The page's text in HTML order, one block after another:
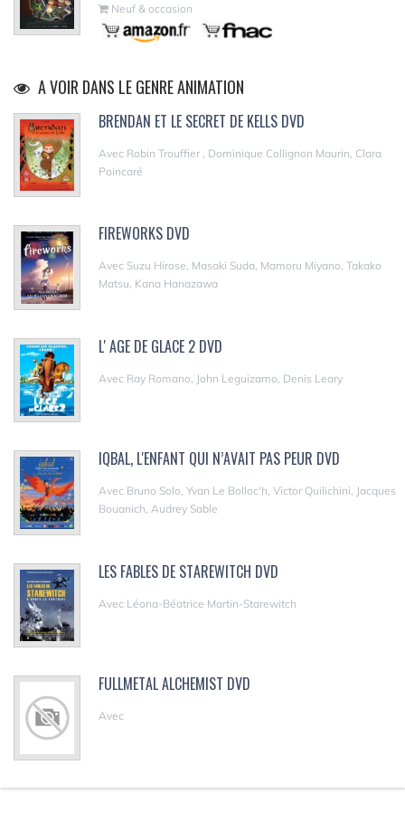
Neuf & occasion
A VOIR DANS LE GENRE ANIMATION
BRENDAN ET LE SECRET DE KELLS DVD
Avec Robin Trouffier , Dominique Collignon Maurin, Clara
Poincaré
FIREWORKS DVD
Avec Suzu Hirose, Masaki Suda, Mamoru Miyano, Takako
Matsu, Kana Hanazawa
L' AGE DE GLACE 2 DVD
Avec Ray Romano, John Leguizamo, Denis Leary
IQBAL, L'ENFANT QUI N’AVAIT PAS PEUR DVD
Avec Bruno Solo, Yvan Le Bolloc'h, Victor Quilichini, Jacques
Bouanich, Audrey Sable
LES FABLES DE STAREWITCH DVD
Avec Léona-Béatrice Martin-Starewitch
FULLMETAL ALCHEMIST DVD
Avec